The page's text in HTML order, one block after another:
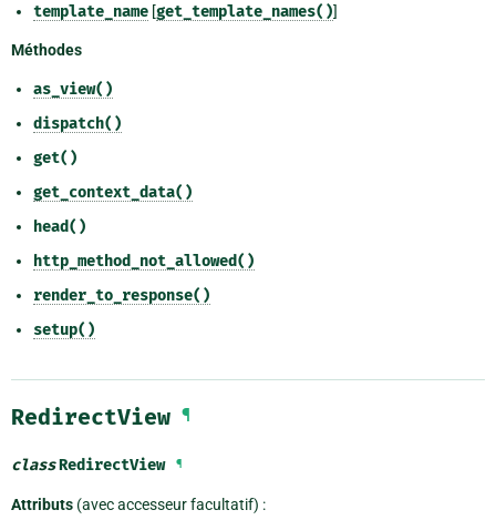
template_name [get_template_names()]
Méthodes
as_view()
dispatch()
get()
get_context_data()
head()
http_method_not_allowed()
render_to_response()
setup()
RedirectView ¶
classRedirectView ¶
Attributs (avec accesseur facultatif) :